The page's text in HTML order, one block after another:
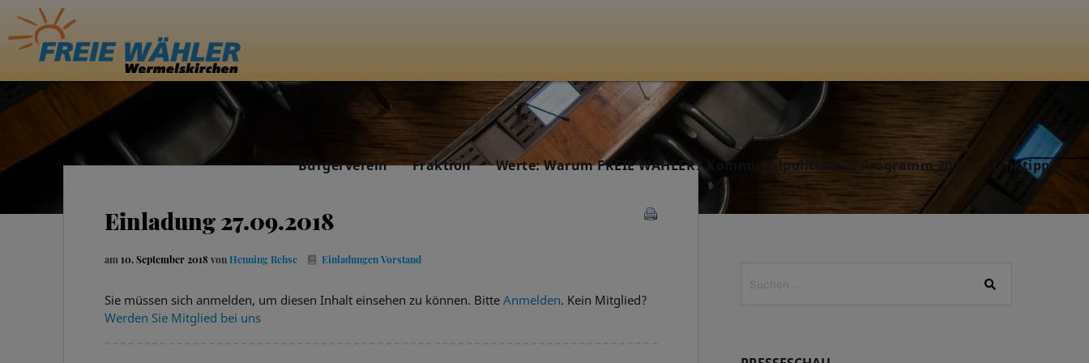
Bürgerverein Fraktion Werte: Warum FREIE WÄHLER? Kommunalpolitisches Programm 2025 Linktipps
Einladung 27.09.2018
am 10. September 2018von Henning Rehse Einladungen Vorstand
Sie müssen sich anmelden, um diesen Inhalt einsehen zu können. BitteAnmelden. Kein Mitglied?
Werden Sie Mitglied bei uns